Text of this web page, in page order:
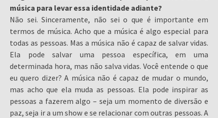
música para levar essa identidade adiante?
Não sei. Sinceramente, não sei o que é importante em
termos de música. Acho que a música é algo especial para
todas as pessoas. Mas a música não é capaz de salvar vidas.
Ela pode salvar uma pessoa específica, em uma
determinada hora, mas não salva vidas. Você entende o que
eu quero dizer? A música não é capaz de mudar o mundo,
mas acho que ela muda as pessoas. Ela pode inspirar as
pessoas a fazerem algo – seja um momento de diversão e
paz, seja ir a um show e se relacionar com outras pessoas. A